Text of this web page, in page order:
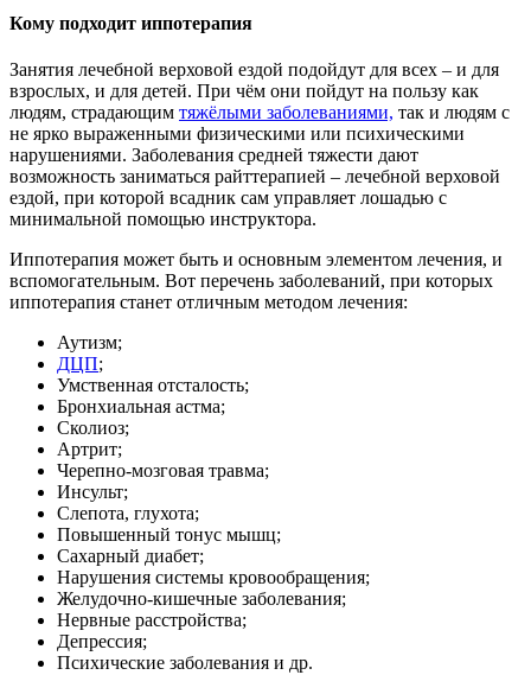
Кому подходит иппотерапия
Занятия лечебной верховой ездой подойдут для всех – и для
взрослых, и для детей. При чём они пойдут на пользу как
людям, страдающим тяжёлыми заболеваниями, так и людям с
не ярко выраженными физическими или психическими
нарушениями. Заболевания средней тяжести дают
возможность заниматься райттерапией – лечебной верховой
ездой, при которой всадник сам управляет лошадью с
минимальной помощью инструктора.
Иппотерапия может быть и основным элементом лечения, и
вспомогательным. Вот перечень заболеваний, при которых
иппотерапия станет отличным методом лечения:
Аутизм;
ДЦП;
Умственная отсталость;
Бронхиальная астма;
Сколиоз;
Артрит;
Черепно-мозговая травма;
Инсульт;
Слепота, глухота;
Повышенный тонус мышц;
Сахарный диабет;
Нарушения системы кровообращения;
Желудочно-кишечные заболевания;
Нервные расстройства;
Депрессия;
Психические заболевания и др.